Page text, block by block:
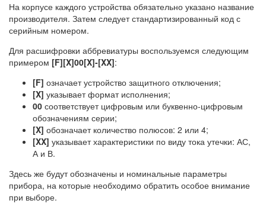
На корпусе каждого устройства обязательно указано название
производителя. Затем следует стандартизированный код с
серийным номером.
Для расшифровки аббревиатуры воспользуемся следующим
примером [F][X]00[X]-[XX]:
[F] означает устройство защитного отключения;
[X] указывает формат исполнения;
00 соответствует цифровым или буквенно-цифровым
обозначениям серии;
[X] обозначает количество полюсов: 2 или 4;
[XX] указывает характеристики по виду тока утечки: АС,
А и В.
Здесь же будут обозначены и номинальные параметры
прибора, на которые необходимо обратить особое внимание
при выборе.